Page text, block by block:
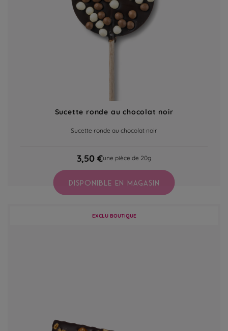
Sucette ronde au chocolat noir
Sucette ronde au chocolat noir
3,50 €une pièce de 20g
DISPONIBLE EN MAGASIN
EXCLU BOUTIQUE